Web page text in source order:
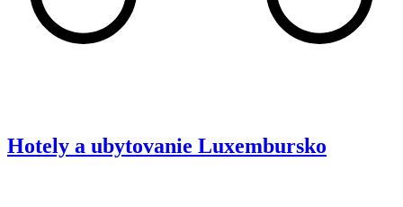
Hotely a ubytovanie Luxembursko